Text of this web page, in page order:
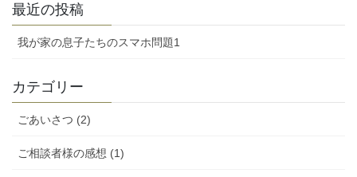
最近の投稿
我が家の息子たちのスマホ問題1
カテゴリー
ごあいさつ (2)
ご相談者様の感想 (1)